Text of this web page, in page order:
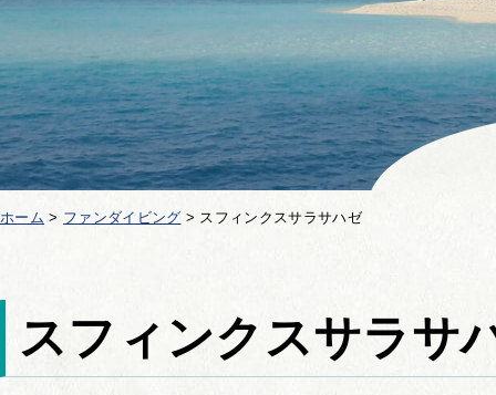
ホーム > ファンダイビング > スフィンクスサラサハゼ
スフィンクスサラサ